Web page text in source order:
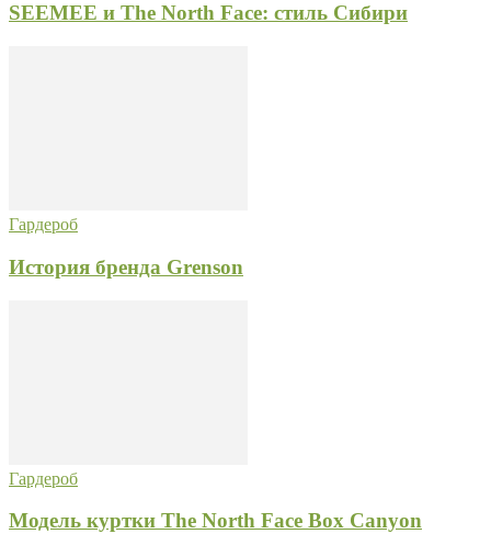
SEEMEE и The North Face: стиль Сибири
Гардероб
История бренда Grenson
Гардероб
Модель куртки The North Face Box Canyon